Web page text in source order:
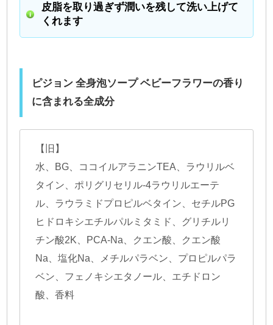
皮脂を取り過ぎず潤いを残して洗い上げて
くれます
ピジョン 全身泡ソープ ベビーフラワーの香り
に含まれる全成分
【旧】
水、BG、ココイルアラニンTEA、ラウリルベ
タイン、ポリグリセリル-4ラウリルエーテ
ル、ラウラミドプロピルベタイン、セチルPG
ヒドロキシエチルパルミタミド、グリチルリ
チン酸2K、PCA-Na、クエン酸、クエン酸
Na、塩化Na、メチルパラベン、プロピルパラ
ベン、フェノキシエタノール、エチドロン
酸、香料